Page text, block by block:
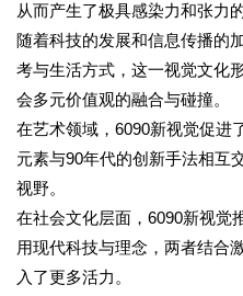
从而产生了极具感染力和张力
随着科技的发展和信息传播的
考与生活方式，这一视觉文化
会多元价值观的融合与碰撞。
在艺术领域，6090新视觉促进
元素与90年代的创新手法相互
视野。
在社会文化层面，6090新视觉
用现代科技与理念，两者结合
入了更多活力。